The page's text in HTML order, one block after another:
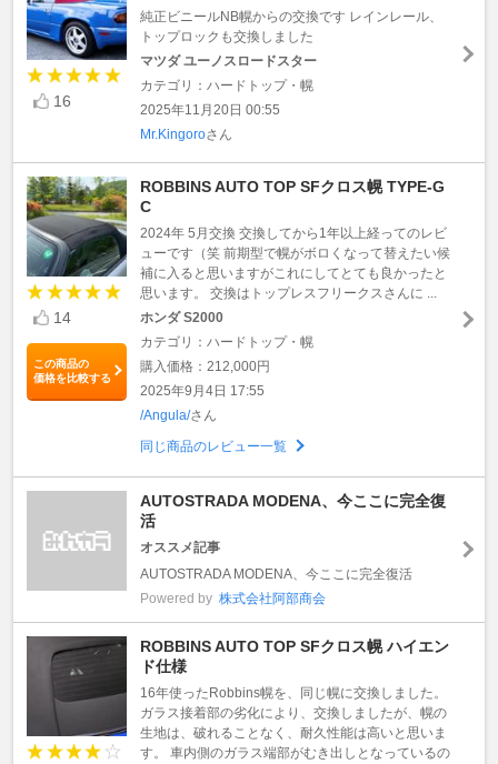
16
純正ビニールNB幌からの交換です レインレール、
トップロックも交換しました
マツダ ユーノスロードスター
カテゴリ：ハードトップ・幌
2025年11月20日 00:55
Mr.Kingoroさん
14
この商品の
価格を比較する
ROBBINS AUTO TOP SFクロス幌 TYPE-G
C
2024年 5月交換 交換してから1年以上経ってのレビ
ューです（笑 前期型で幌がボロくなって替えたい候
補に入ると思いますがこれにしてとても良かったと
思います。 交換はトップレスフリークスさんに ...
ホンダ S2000
カテゴリ：ハードトップ・幌
購入価格：212,000円
2025年9月4日 17:55
/Angula/さん
同じ商品のレビュー一覧
AUTOSTRADA MODENA、今ここに完全復
活
オススメ記事
AUTOSTRADA MODENA、今ここに完全復活
Powered by 株式会社阿部商会
ROBBINS AUTO TOP SFクロス幌 ハイエン
ド仕様
16年使ったRobbins幌を、同じ幌に交換しました。
ガラス接着部の劣化により、交換しましたが、幌の
生地は、破れることなく、耐久性能は高いと思いま
す。 車内側のガラス端部がむき出しとなっているの